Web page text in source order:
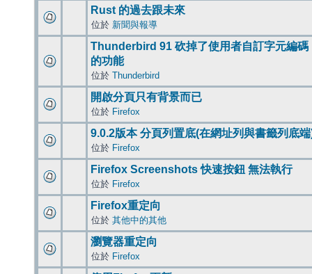
Rust 的過去跟未來
位於 新聞與報導
Thunderbird 91 砍掉了使用者自訂字元編碼
的功能
位於 Thunderbird
開啟分頁只有背景而已
位於 Firefox
9.0.2版本 分頁列置底(在網址列與書籤列底
位於 Firefox
Firefox Screenshots 快速按鈕 無法執行
位於 Firefox
Firefox重定向
位於 其他中的其他
瀏覽器重定向
位於 Firefox